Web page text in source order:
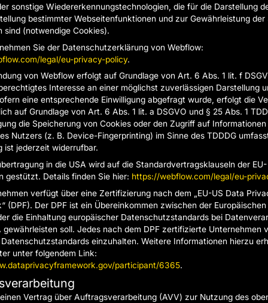
sonstige Wiedererkennungstechnologien, die für die Darstellung
bestimmter Webseitenfunktionen und zur Gewährleistung der
sind (notwendige Cookies).
Sie der Datenschutzerklärung von Webflow:
legal/eu-privacy-policy.
von Webflow erfolgt auf Grundlage von Art. 6 Abs. 1 lit. f
Interesse an einer möglichst zuverlässigen Darstellung
eine entsprechende Einwilligung abgefragt wurde, erfolgt die
auf Grundlage von Art. 6 Abs. 1 lit. a DSGVO und § 25 Abs. 1
die Speicherung von Cookies oder den Zugriff auf Informationen
Nutzers (z. B. Device-Fingerprinting) im Sinne des TDDDG
ist jederzeit widerrufbar.
in die USA wird auf die Standardvertragsklauseln der EU-
gestützt. Details finden Sie hier: https://webflow.com/legal/eu-
verfügt über eine Zertifizierung nach dem „EU-US Data
(DPF). Der DPF ist ein Übereinkommen zwischen der
die Einhaltung europäischer Datenschutzstandards bei
gewährleisten soll. Jedes nach dem DPF zertifizierte Unternehmen
einzuhalten. Weitere Informationen hierzu
unter folgendem Link:
participant/6365.
Vertrag über Auftragsverarbeitung (AVV) zur Nutzung des